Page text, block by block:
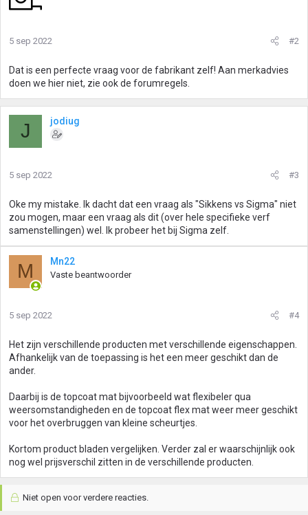
5 sep 2022 #2
Dat is een perfecte vraag voor de fabrikant zelf! Aan merkadvies
doen we hier niet, zie ook de forumregels.
J jodiug
5 sep 2022 #3
Oke my mistake. Ik dacht dat een vraag als "Sikkens vs Sigma" niet
zou mogen, maar een vraag als dit (over hele specifieke verf
samenstellingen) wel. Ik probeer het bij Sigma zelf.
M Mn22
Vaste beantwoorder
5 sep 2022 #4
Het zijn verschillende producten met verschillende eigenschappen.
Afhankelijk van de toepassing is het een meer geschikt dan de
ander.
Daarbij is de topcoat mat bijvoorbeeld wat flexibeler qua
weersomstandigheden en de topcoat flex mat weer meer geschikt
voor het overbruggen van kleine scheurtjes.
Kortom product bladen vergelijken. Verder zal er waarschijnlijk ook
nog wel prijsverschil zitten in de verschillende producten.
Niet open voor verdere reacties.